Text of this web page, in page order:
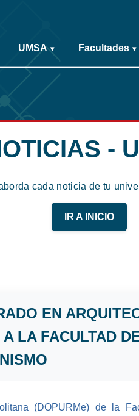
UMSA ▾ Facultades ▾
-
cada noticia de tu
IR A INICIO
EN
LA FACULTAD
(DOPURMe) de la